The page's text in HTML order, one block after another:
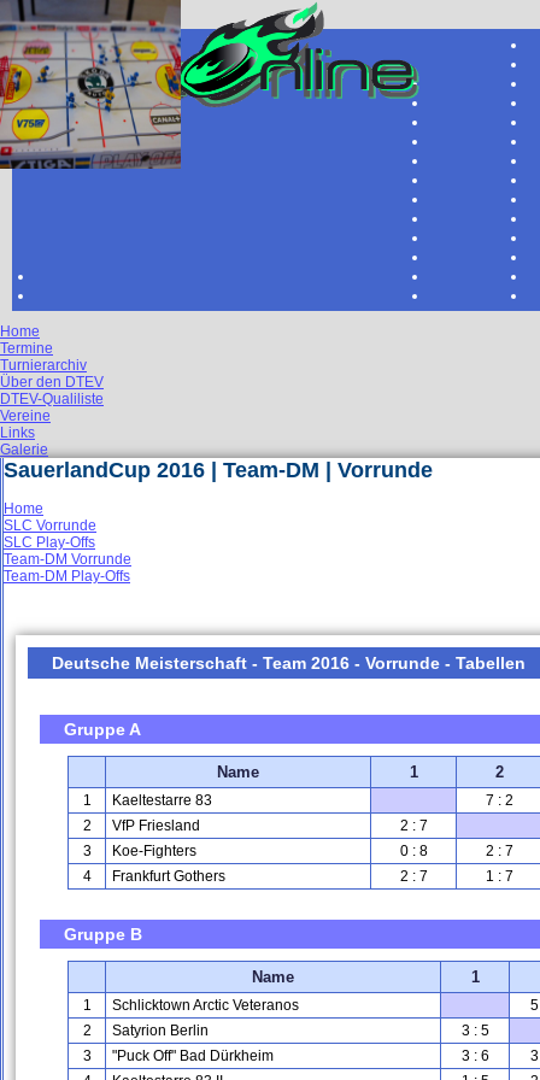
Home
Termine
Turnierarchiv
Über den DTEV
DTEV-Qualiliste
Vereine
Links
Galerie
SauerlandCup 2016 | Team-DM | Vorrunde
Home
SLC Vorrunde
SLC Play-Offs
Team-DM Vorrunde
Team-DM Play-Offs
Deutsche Meisterschaft - Team 2016 - Vorrunde - Tabellen
Gruppe A
Name 1 2
1 Kaeltestarre 83
7 : 2
2
VfP Friesland
2 : 7
3
Koe-Fighters 0 : 8
2 : 7
4
Frankfurt Gothers 2 : 7 1 : 7
Gruppe B
Name 1
1 Schlicktown Arctic Veteranos
2
Satyrion Berlin
3 : 5
3
"Puck Off" Bad Dürkheim 3 : 6